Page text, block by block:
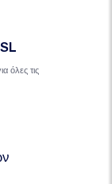
όλες τις